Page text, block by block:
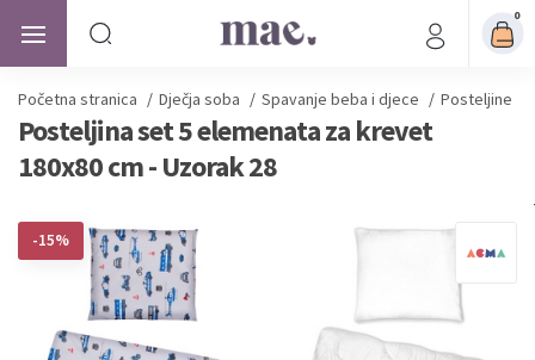
0
Početna stranica / Dječja soba / Spavanje beba i djece / Posteljine
Posteljina set 5 elemenata za krevet
180x80 cm - Uzorak 28
-15%